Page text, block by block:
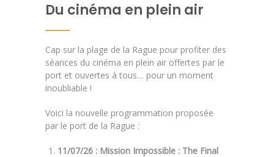
Du cinéma en plein air
Cap sur la plage de la Rague pour profiter des
séances du cinéma en plein air offertes par le
port et ouvertes à tous… pour un moment
inoubliable !
Voici la nouvelle programmation proposée
par le port de la Rague :
11/07/26 : Mission Impossible : The Final